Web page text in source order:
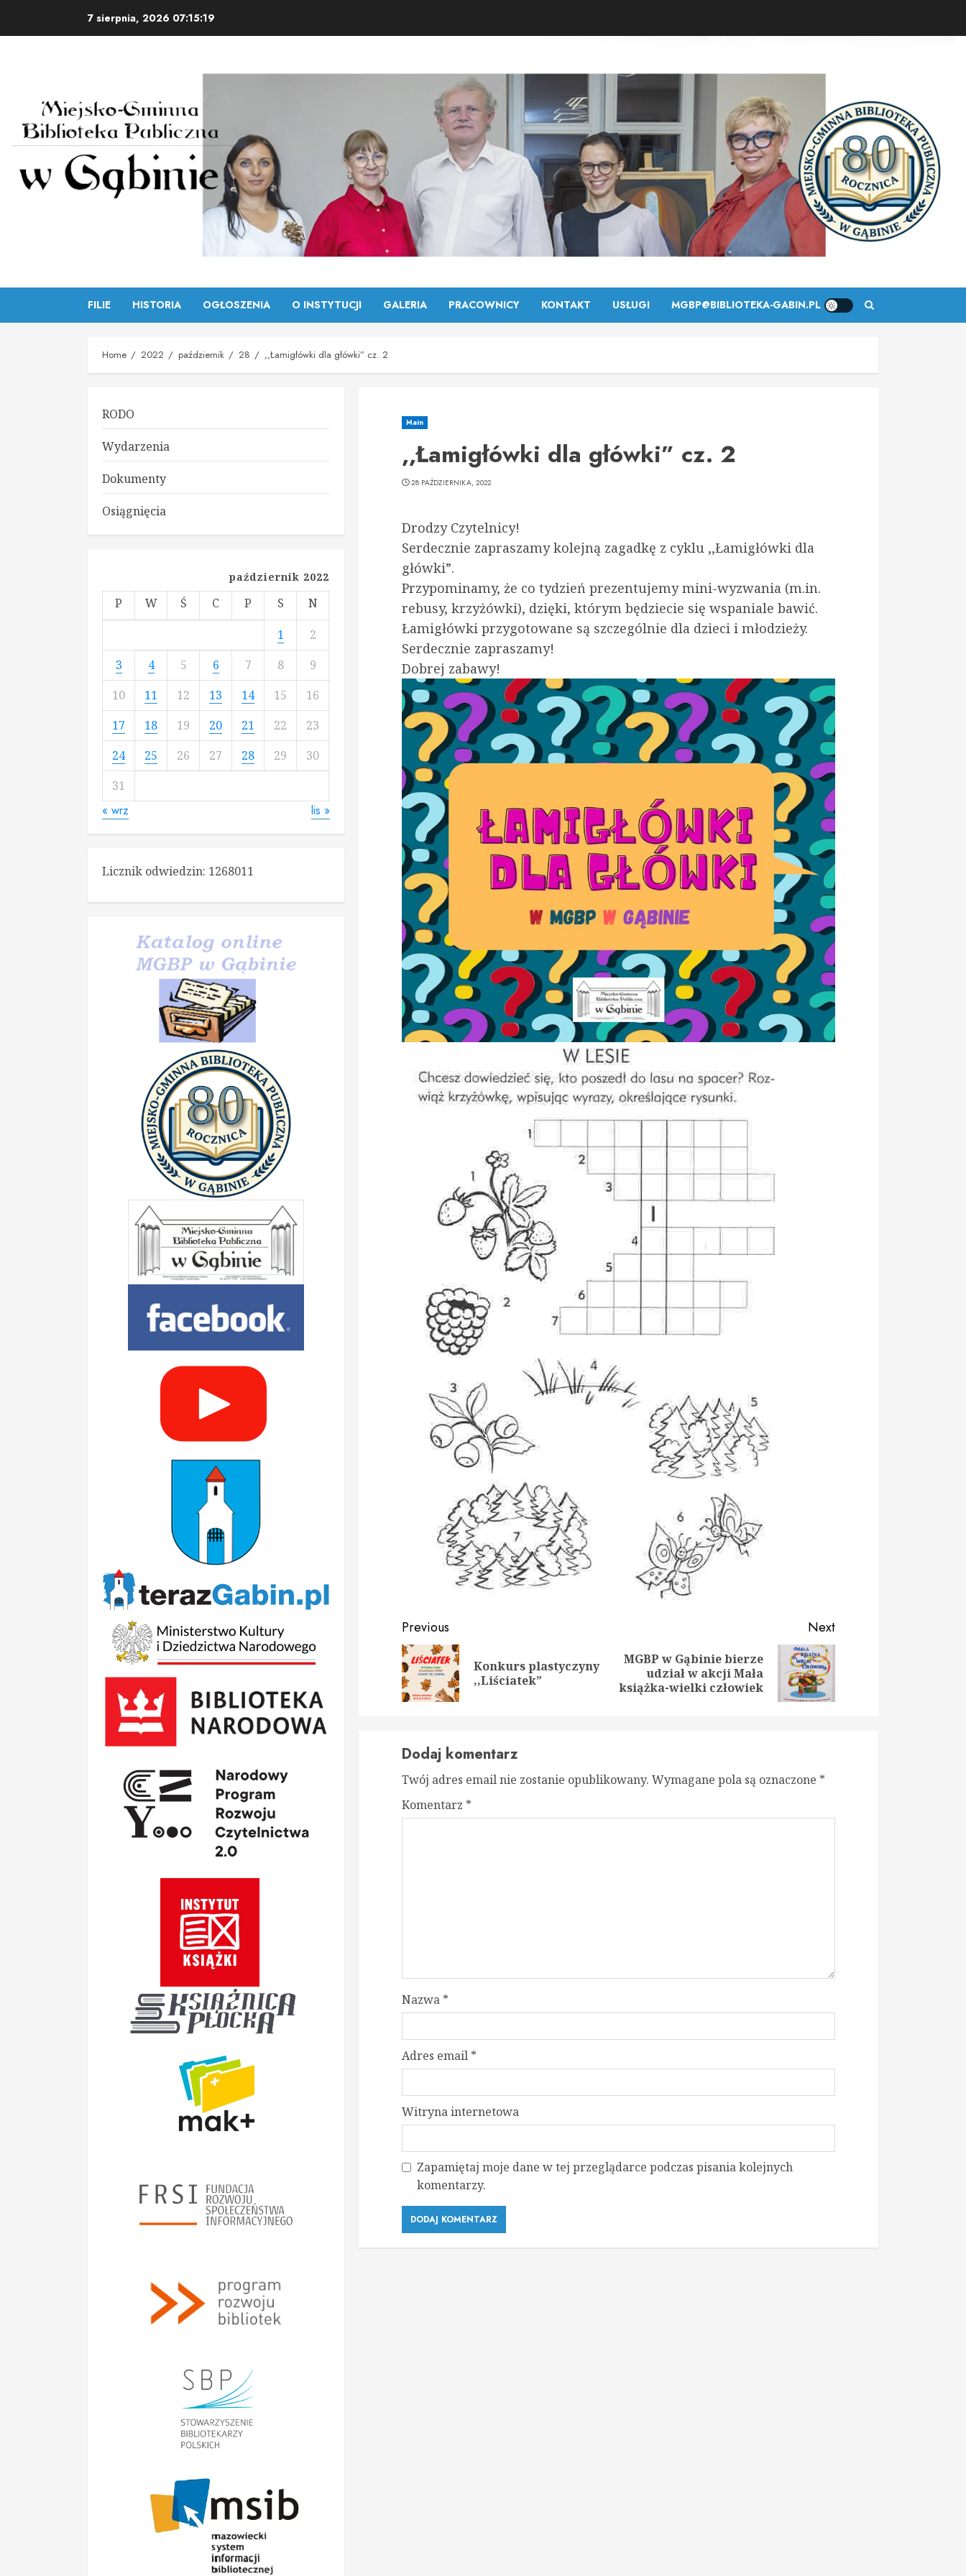
7 sierpnia, 2026 07:15:20
FILIE HISTORIA OGŁOSZENIA O INSTYTUCJI GALERIA PRACOWNICY KONTAKT USŁUGI MGBP@BIBLIOTEKA-GABIN.PL
Home 2022 październik 28 ,,Łamigłówki dla główki” cz. 2
Main
,,Łamigłówki dla główki” cz. 2
28 PAŹDZIERNIKA, 2022
Drodzy Czytelnicy!
Serdecznie zapraszamy kolejną zagadkę z cyklu ,,Łamigłówki dla
główki”.
Przypominamy, że co tydzień prezentujemy mini-wyzwania (m.in.
rebusy, krzyżówki), dzięki, którym będziecie się wspaniale bawić.
Łamigłówki przygotowane są szczególnie dla dzieci i młodzieży.
Serdecznie zapraszamy!
Dobrej zabawy!
Continue
Reading
Previous
Previous
post:
Konkurs plastyczyny
,,Liściatek”
Next
Next
post:
MGBP w Gąbinie bierze
udział w akcji Mała
książka-wielki człowiek
Dodaj komentarz
Twój adres email nie zostanie opublikowany. Wymagane pola są oznaczone *
Komentarz *
Nazwa *
Adres email *
Witryna internetowa
Zapamiętaj moje dane w tej przeglądarce podczas pisania kolejnych
komentarzy.
RODO
Wydarzenia
Dokumenty
Osiągnięcia
październik 2022
P W Ś C P S
N
1
2
3
4 5 6 7 8
9
10
11 12 13 14 15
16
17
18 19 20 21 22
23
24
25 26 27 28 29
30
31
« wrz lis »
Licznik odwiedzin: 1268011